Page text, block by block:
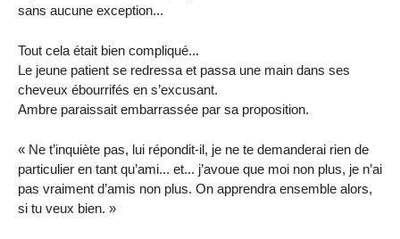
sans aucune exception...
Tout cela était bien compliqué...
Le jeune patient se redressa et passa une main dans ses
cheveux ébourrifés en s’excusant.
Ambre paraissait embarrassée par sa proposition.
« Ne t’inquiète pas, lui répondit-il, je ne te demanderai rien de
particulier en tant qu’ami... et... j’avoue que moi non plus, je n’ai
pas vraiment d’amis non plus. On apprendra ensemble alors,
si tu veux bien. »